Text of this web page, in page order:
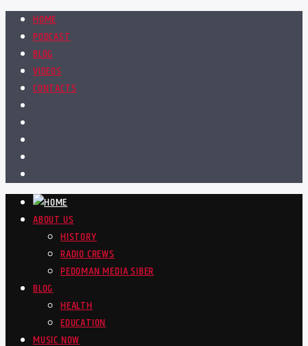
HOME
PODCAST
BLOG
VIDEOS
CONTACTS
ABOUT US
HISTORY
RADIO CREWS
PEDOMAN MEDIA SIBER
BLOG
HEALTH
EDUCATION
MUSIC NOW